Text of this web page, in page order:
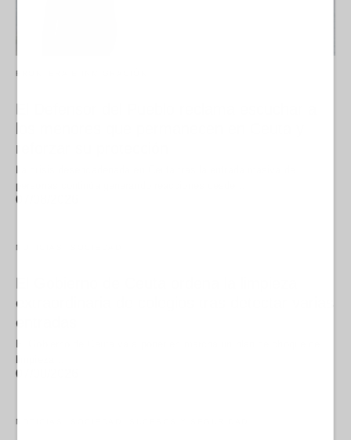
FRONTERA E INMIGRACIÓN
El Defensor del Pueblo reclama escuchar a
reforzar su protección
personas continúa generando reacciones desde…
07/08/2026
NOTICIAS
El Gobierno de Ceuta ordena la limpieza
extraordinaria de colegios tras detectar varias
entradas
07/08/2026
NOTICIAS